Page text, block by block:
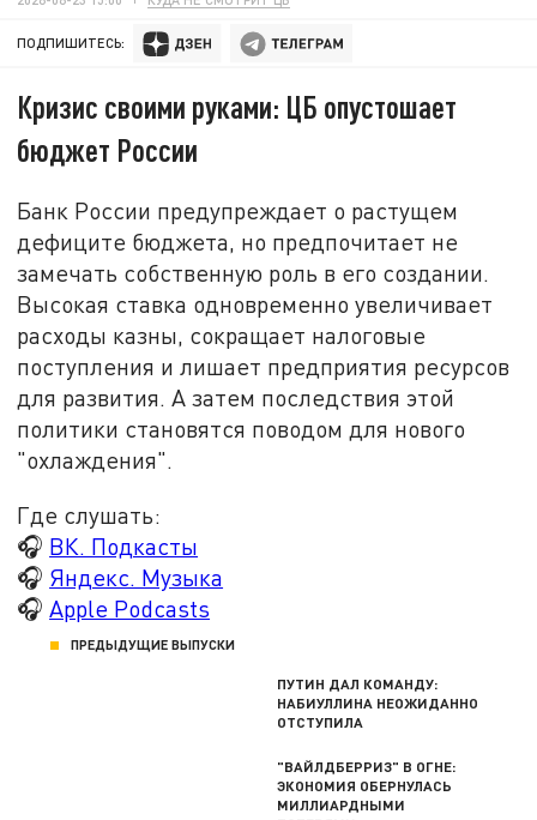
ПОДПИШИТЕСЬ:
Кризис своими руками: ЦБ опустошает
бюджет России
Банк России предупреждает о растущем
дефиците бюджета, но предпочитает не
замечать собственную роль в его создании.
Высокая ставка одновременно увеличивает
расходы казны, сокращает налоговые
поступления и лишает предприятия ресурсов
для развития. А затем последствия этой
политики становятся поводом для нового
"охлаждения".
Где слушать:
🎧 ВК. Подкасты
🎧 Яндекс. Музыка
🎧 Apple Podcasts
ПРЕДЫДУЩИЕ ВЫПУСКИ
ПУТИН ДАЛ КОМАНДУ:
НАБИУЛЛИНА НЕОЖИДАННО
ОТСТУПИЛА
"ВАЙЛДБЕРРИЗ" В ОГНЕ:
ЭКОНОМИЯ ОБЕРНУЛАСЬ
МИЛЛИАРДНЫМИ